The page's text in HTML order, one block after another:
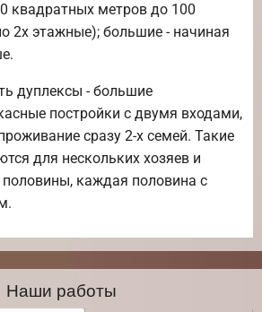
квадратных метров до 100
2х этажные); большие - начиная
дуплексы - большие
постройки с двумя входами,
сразу 2-х семей. Такие
для нескольких хозяев и
каждая половина с
Наши работы